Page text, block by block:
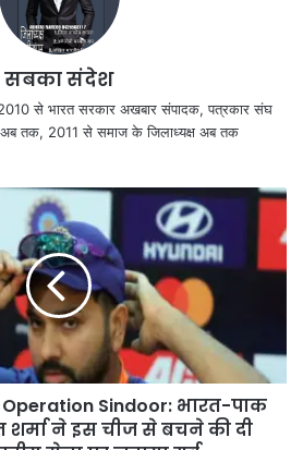
सबका संदेश
से भारत सरकार अखबार संपादक, पत्रकार संघ
तक, 2011 से समाज के जिलाध्यक्ष अब तक
Sindoor: भारत-पाक
शर्मा ने इस चीज से बचने की दी